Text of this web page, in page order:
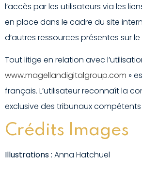
l’accès par les utilisateurs via les
en place dans le cadre du site
d’autres ressources présentes sur
Tout litige en relation avec
www.magellandigitalgroup.com »
français. L’utilisateur reconnaît la
exclusive des tribunaux
Crédits Images
Illustrations : Anna Hatchuel